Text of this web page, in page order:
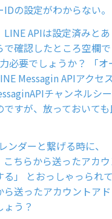
の設定がわからない。
LINE APIは設定済みと
で確認したところ空欄
必要でしょうか？ 「
Messagin APIアクセ
チャンネルシ
ですが、放っておいて
ンダーと繋げる時に、
こちらから送ったアカ
る」 とおっしゃっられて
ら送ったアカウントア
う？